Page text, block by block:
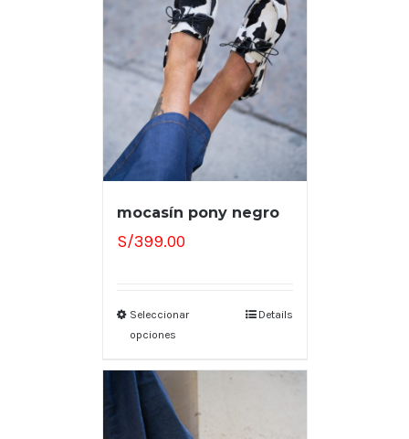
mocasín pony negro
S/399.00
Seleccionar
opciones
Details